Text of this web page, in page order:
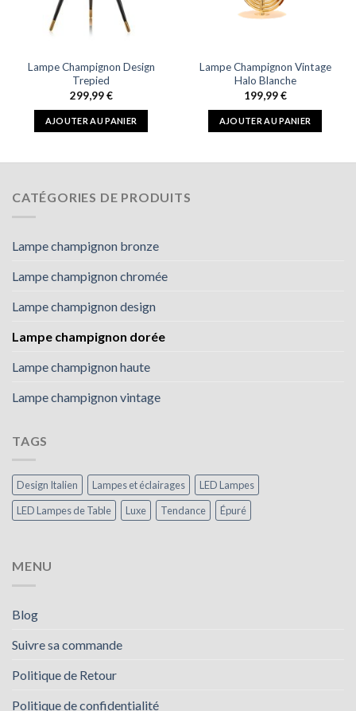
Lampe Champignon Design
Trepied
299,99€
AJOUTER AU PANIER
Lampe Champignon Vintage
Halo Blanche
199,99€
AJOUTER AU PANIER
CATÉGORIES DE PRODUITS
Lampe champignon bronze
Lampe champignon chromée
Lampe champignon design
Lampe champignon dorée
Lampe champignon haute
Lampe champignon vintage
TAGS
Design Italien Lampes et éclairages
LED Lampes
LED Lampes de Table
Luxe Tendance Épuré
MENU
Blog
Suivre sa commande
Politique de Retour
Politique de confidentialité